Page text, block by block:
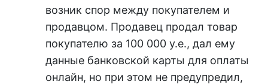
возник спор между покупателем и
продавцом. Продавец продал товар
покупателю за 100 000 у.е., дал ему
данные банковской карты для оплаты
онлайн, но при этом не предупредил,